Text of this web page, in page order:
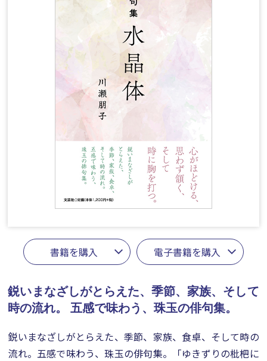
書籍を購入 電子書籍を購入
鋭いまなざしがとらえた、季節、家族、そして
時の流れ。
五感で味わう、珠玉の俳句集。
鋭いまなざしがとらえた、季節、家族、食卓、そして時の
流れ。五感で味わう、珠玉の俳句集。「ゆきずりの枇杷に